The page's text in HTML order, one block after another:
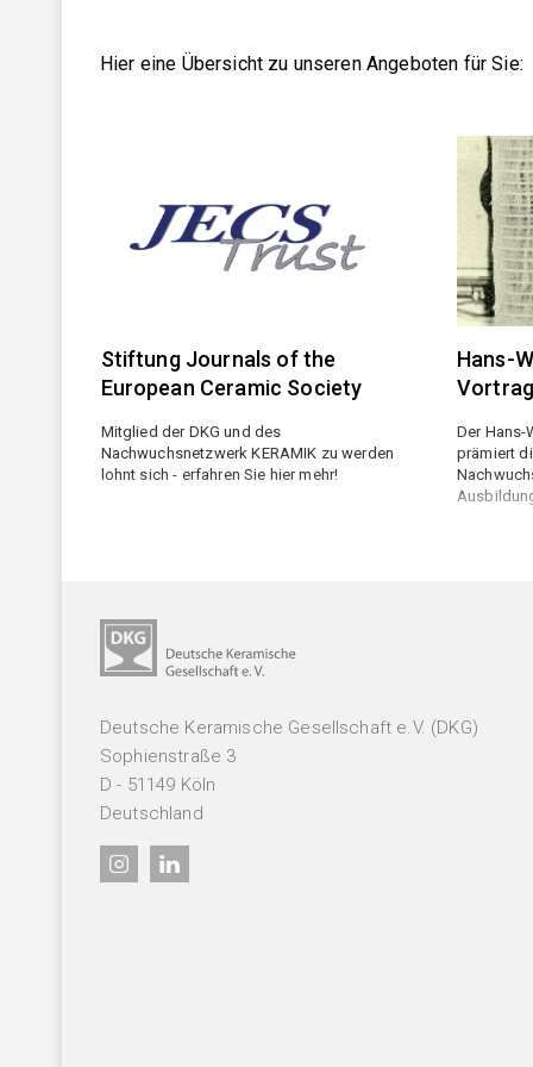
DKG FG 6 "Keramik in der Umwelttechnik"
GEMEINSCHAFTSAUSSCHÜSSE (GA)
GA Glasig-kristalline Multifunktionswerkstoffe
GA Hochleistungskeramik
GA Pulvermetallurgie
MITGLIEDERKREISE
Womeninceramics
Der Keramische Nachwuchs (DKN)
EXPERTENKREISE
Anwenderkreis Additive Keramische Fertigung
Arbeitskreis Kohlenstoff
Jobs & Ausbildung
Anzeigen schalten
Marktplatz
Hier eine Übersicht zu unseren Angeboten für Sie:
Stiftung Journals of the
European Ceramic Society
Mitglied der DKG und des
Nachwuchsnetzwerk KERAMIK zu werden
lohnt sich - erfahren Sie hier mehr!
Hans-
Der Hans-
prämiert
Deutsche Keramische Gesellschaft e.V. (DKG)
Sophienstraße 3
D - 51149 Köln
Deutschland